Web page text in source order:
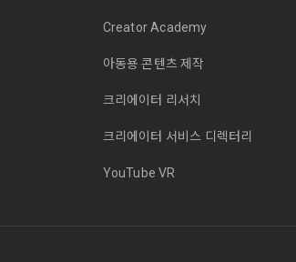
Creator Academy
아동용 콘텐츠 제작
크리에이터 리서치
크리에이터 서비스 디렉터리
YouTube VR